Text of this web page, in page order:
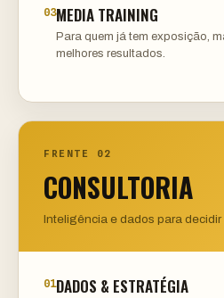
03MEDIA TRAINING
Para quem já tem exposição,
melhores resultados.
FRENTE 02
CONSULTORIA
Inteligência e dados para decidir
01DADOS & ESTRATÉGIA